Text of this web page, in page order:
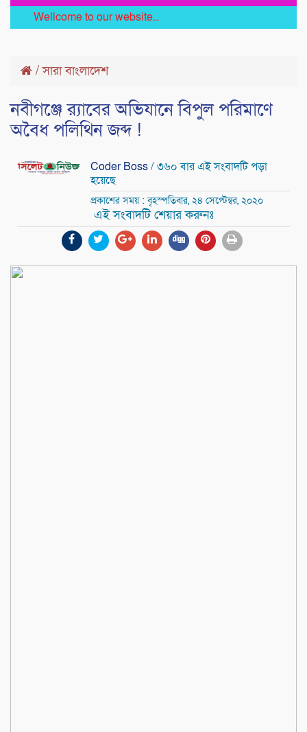
Wellcome to our website...
/সারা বাংলাদেশ
নবীগঞ্জে র‌্যাবের অভিযানে বিপুল পরিমাণে
অবৈধ পলিথিন জব্দ !
Coder Boss/ ৩৬০ বার এই সংবাদটি পড়া
হয়েছে
প্রকাশের সময় : বৃহস্পতিবার, ২৪ সেপ্টেম্বর, ২০২০
এই সংবাদটি শেয়ার করুনঃ